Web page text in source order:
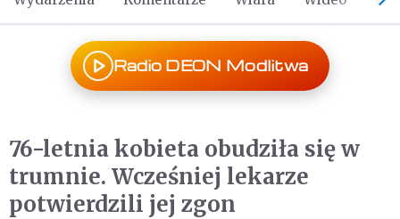
Radio DEON Modlitwa
76-letnia kobieta obudziła się w
trumnie. Wcześniej lekarze
potwierdzili jej zgon